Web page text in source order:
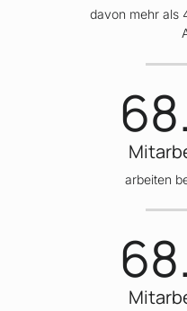
davon mehr als
arbeiten